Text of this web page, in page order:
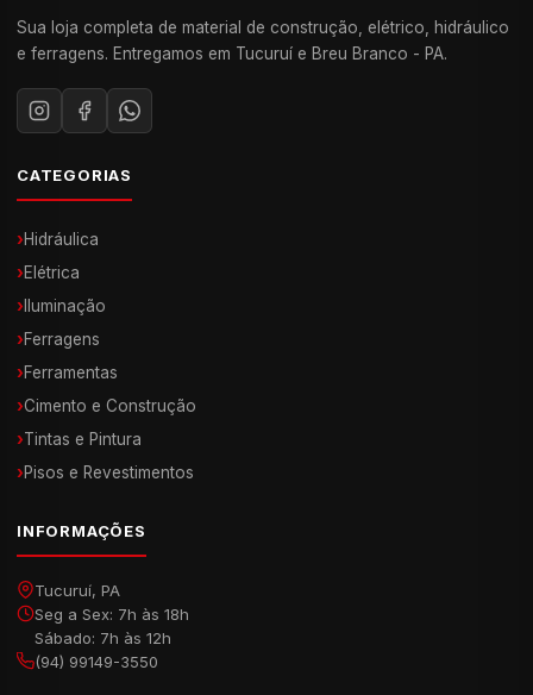
Sua loja completa de material de construção, elétrico, hidráulico
e ferragens. Entregamos em Tucuruí e Breu Branco - PA.
CATEGORIAS
›Hidráulica
›Elétrica
› Iluminação
›Ferragens
›Ferramentas
›Cimento e Construção
›Tintas e Pintura
›Pisos e Revestimentos
INFORMAÇÕES
Tucuruí, PA
Seg a Sex: 7h às 18h
Sábado: 7h às 12h
(94) 99149-3550